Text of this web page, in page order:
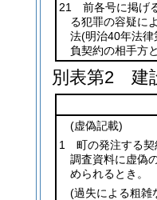
21 前各号に掲げ
る犯罪の容疑に
法(明治40年法律
負契約の相手方
別表第2 建
(虚偽記載)
1 町の発注する契
調査資料に虚偽
められるとき。
(過失による粗雑